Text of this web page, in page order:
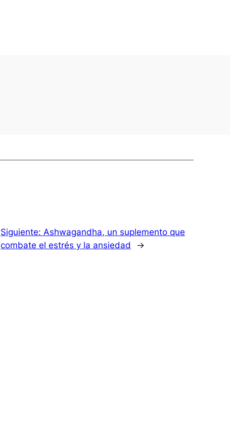
Siguiente: Ashwagandha, un suplemento que
combate el estrés y la ansiedad
→